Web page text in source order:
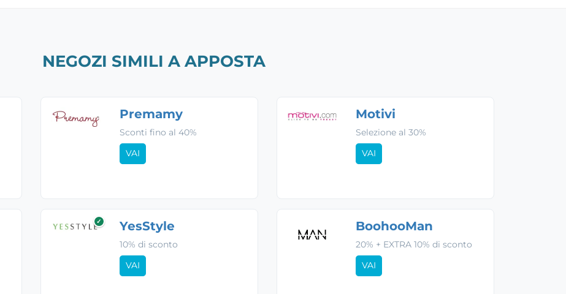
NEGOZI SIMILI A APPOSTA
Premamy
Sconti fino al 40%
VAI
Motivi
Selezione al 30%
VAI
✓ YesStyle
10% di sconto
VAI
BoohooMan
20% + EXTRA 10% di sconto
VAI